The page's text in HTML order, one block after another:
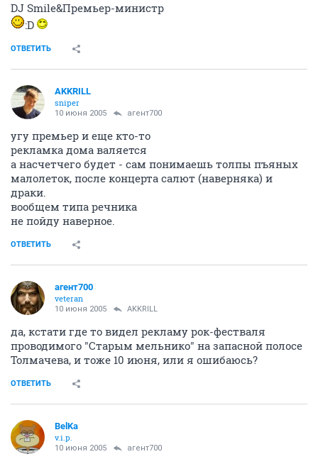
DJ Smile&Премьер-министр
:D
ОТВЕТИТЬ
AKKRILL
sniper
10 июня 2005 агент700
угу премьер и еще кто-то
рекламка дома валяется
а насчетчего будет - сам понимаешь толпы пъяных
малолеток, после концерта салют (наверняка) и
драки.
вообщем типа речника
не пойду наверное.
ОТВЕТИТЬ
агент700
veteran
10 июня 2005 AKKRILL
да, кстати где то видел рекламу рок-фестваля
проводимого "Старым мельнико" на запасной полосе
Толмачева, и тоже 10 июня, или я ошибаюсь?
ОТВЕТИТЬ
BelKa
v.i.p.
10 июня 2005 агент700